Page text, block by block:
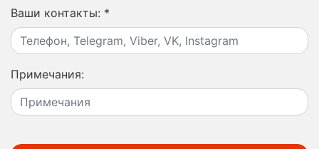
Ваши контакты: *
Примечания: